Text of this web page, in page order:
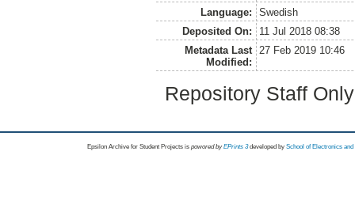
Language:
Swedish
Deposited On:
11 Jul 2018 08:38
Metadata Last
Modified:
27 Feb 2019 10:46
Repository Staff
Epsilon Archive for Student Projects is powored byEPrints 3 developed by School of Electronics